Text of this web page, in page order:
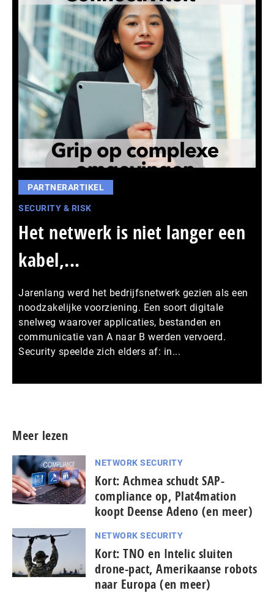
PARTNERARTIKEL
SECURITY & RISK
Het netwerk is niet langer een
kabel,...
Jarenlang werd het bedrijfsnetwerk gezien als een
noodzakelijke voorziening. Een soort digitale
snelweg waarover applicaties, bestanden en
communicatie van A naar B werden vervoerd.
Security speelde zich elders af: in...
Meer lezen
NETWORK SECURITY
Kort: Achmea schudt SAP-
compliance op, Plat4mation
koopt Deense Adeno (en meer)
NETWORK SECURITY
Kort: TNO en Intelic sluiten
drone-pact, Amerikaanse robots
naar Europa (en meer)